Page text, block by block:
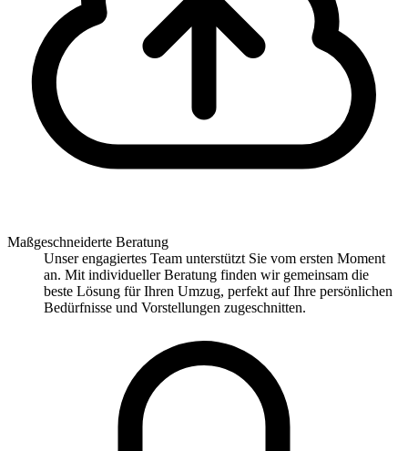
Maßgeschneiderte Beratung
Unser engagiertes Team unterstützt Sie vom ersten Moment
an. Mit individueller Beratung finden wir gemeinsam die
beste Lösung für Ihren Umzug, perfekt auf Ihre persönlichen
Bedürfnisse und Vorstellungen zugeschnitten.